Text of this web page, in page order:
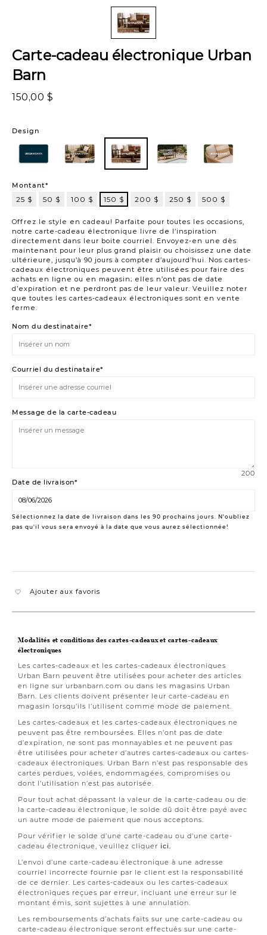
Carte-cadeau électronique Urban
Barn
150,00 $
Offrez le style en cadeau! Parfaite pour toutes les occasions,
notre carte-cadeau électronique livre de l’inspiration
directement dans leur boite courriel. Envoyez-en une dès
maintenant pour leur plus grand plaisir ou choisissez une date
ultérieure, jusqu’à 90 jours à compter d’aujourd’hui. Nos cartes-
cadeaux électroniques peuvent être utilisées pour faire des
achats en ligne ou en magasin; elles n’ont pas de date
d’expiration et ne perdront pas de leur valeur. Veuillez noter
que toutes les cartes-cadeaux électroniques sont en vente
ferme.
Design
101 102 103 104 105
Montant*
25 $ 50 $ 100 $ 150 $ 200 $ 250 $ 500 $
$
Nom du destinataire*
Courriel du destinataire*
Message de la carte-cadeau
200
Date de livraison*
Sélectionnez la date de livraison dans les 90 prochains jours. N'oubliez
pas qu'il vous sera envoyé à la date que vous aurez sélectionnée!
Ajouter aux favoris
Modalités et conditions des cartes-cadeaux et cartes-cadeaux
électroniques
Les cartes-cadeaux et les cartes-cadeaux électroniques
Urban Barn peuvent être utilisées pour acheter des articles
en ligne sur urbanbarn.com ou dans les magasins Urban
Barn. Les clients doivent présenter leur carte-cadeau en
magasin lorsqu’ils l’utilisent comme mode de paiement.
Les cartes-cadeaux et les cartes-cadeaux électroniques ne
peuvent pas être remboursées. Elles n’ont pas de date
d’expiration, ne sont pas monnayables et ne peuvent pas
être utilisées pour acheter d’autres cartes-cadeaux ou cartes-
cadeaux électroniques. Urban Barn n’est pas responsable des
cartes perdues, volées, endommagées, compromises ou
dont l’utilisation n’est pas autorisée.
Pour tout achat dépassant la valeur de la carte-cadeau ou de
la carte-cadeau électronique, le solde dû doit être payé avec
un autre mode de paiement que nous acceptons.
Pour vérifier le solde d’une carte-cadeau ou d'une carte-
cadeau électronique, veuillez cliquer ici.
L’envoi d’une carte-cadeau électronique à une adresse
courriel incorrecte fournie par le client est la responsabilité
de ce dernier. Les cartes-cadeaux ou les cartes-cadeaux
électroniques reçues par erreur, incluant une erreur sur le
montant émis, sont sujettes à une annulation.
Les remboursements d’achats faits sur une carte-cadeau ou
carte-cadeau électronique seront effectués sur une carte-